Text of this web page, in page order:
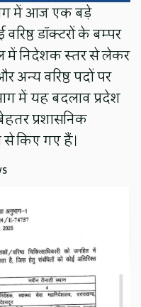
में आज एक बड़े
डॉक्टरों के बम्पर
में निदेशक स्तर से लेकर
अन्य वरिष्ठ पदों पर
में यह बदलाव प्रदेश
प्रशासनिक
से किए गए हैं।